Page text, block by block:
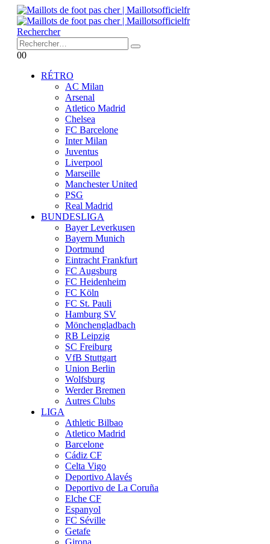
Rechercher
00
RÉTRO
AC Milan
Arsenal
Atletico Madrid
Chelsea
FC Barcelone
Inter Milan
Juventus
Liverpool
Marseille
Manchester United
PSG
Real Madrid
BUNDESLIGA
Bayer Leverkusen
Bayern Munich
Dortmund
Eintracht Frankfurt
FC Augsburg
FC Heidenheim
FC Köln
FC St. Pauli
Hamburg SV
Mönchengladbach
RB Leipzig
SC Freiburg
VfB Stuttgart
Union Berlin
Wolfsburg
Werder Bremen
Autres Clubs
LIGA
Athletic Bilbao
Atletico Madrid
Barcelone
Cádiz CF
Celta Vigo
Deportivo Alavés
Deportivo de La Coruña
Elche CF
Espanyol
FC Séville
Getafe
Girona